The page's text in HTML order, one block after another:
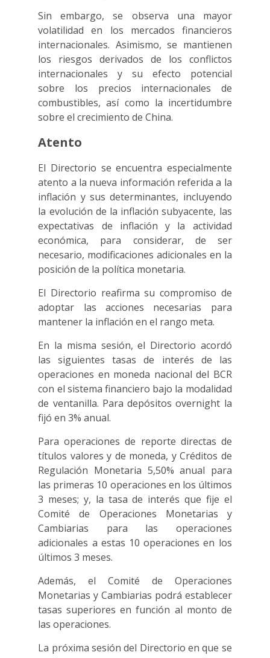
Sin embargo, se observa una mayor
volatilidad en los mercados financieros
internacionales. Asimismo, se mantienen
los riesgos derivados de los conflictos
internacionales y su efecto potencial
sobre los precios internacionales de
combustibles, así como la incertidumbre
sobre el crecimiento de China.
Atento
El Directorio se encuentra especialmente
atento a la nueva información referida a la
inflación y sus determinantes, incluyendo
la evolución de la inflación subyacente, las
expectativas de inflación y la actividad
económica, para considerar, de ser
necesario, modificaciones adicionales en la
posición de la política monetaria.
El Directorio reafirma su compromiso de
adoptar las acciones necesarias para
mantener la inflación en el rango meta.
En la misma sesión, el Directorio acordó
las siguientes tasas de interés de las
operaciones en moneda nacional del BCR
con el sistema financiero bajo la modalidad
de ventanilla. Para depósitos overnight la
fijó en 3% anual.
Para operaciones de reporte directas de
títulos valores y de moneda, y Créditos de
Regulación Monetaria 5,50% anual para
las primeras 10 operaciones en los últimos
3 meses; y, la tasa de interés que fije el
Comité de Operaciones Monetarias y
Cambiarias para las operaciones
adicionales a estas 10 operaciones en los
últimos 3 meses.
Además, el Comité de Operaciones
Monetarias y Cambiarias podrá establecer
tasas superiores en función al monto de
las operaciones.
La próxima sesión del Directorio en que se